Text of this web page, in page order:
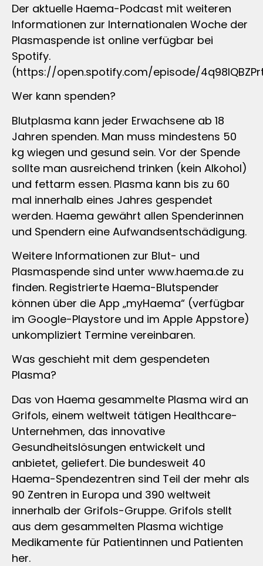
Der aktuelle Haema-Podcast mit weiteren
Informationen zur Internationalen Woche der
Plasmaspende ist online verfügbar bei
Spotify.
(https://open.spotify.com/episode/
Wer kann spenden?
Blutplasma kann jeder Erwachsene ab 18
Jahren spenden. Man muss mindestens 50
kg wiegen und gesund sein. Vor der Spende
sollte man ausreichend trinken (kein Alkohol)
und fettarm essen. Plasma kann bis zu 60
mal innerhalb eines Jahres gespendet
werden. Haema gewährt allen Spenderinnen
und Spendern eine Aufwandsentschädigung.
Weitere Informationen zur Blut- und
Plasmaspende sind unter www.haema.de zu
finden. Registrierte Haema-Blutspender
können über die App „myHaema“ (verfügbar
im Google-Playstore und im Apple Appstore)
unkompliziert Termine vereinbaren.
Was geschieht mit dem gespendeten
Plasma?
Das von Haema gesammelte Plasma wird an
Grifols, einem weltweit tätigen Healthcare-
Unternehmen, das innovative
Gesundheitslösungen entwickelt und
anbietet, geliefert. Die bundesweit 40
Haema-Spendezentren sind Teil der mehr als
90 Zentren in Europa und 390 weltweit
innerhalb der Grifols-Gruppe. Grifols stellt
aus dem gesammelten Plasma wichtige
Medikamente für Patientinnen und Patienten
her.